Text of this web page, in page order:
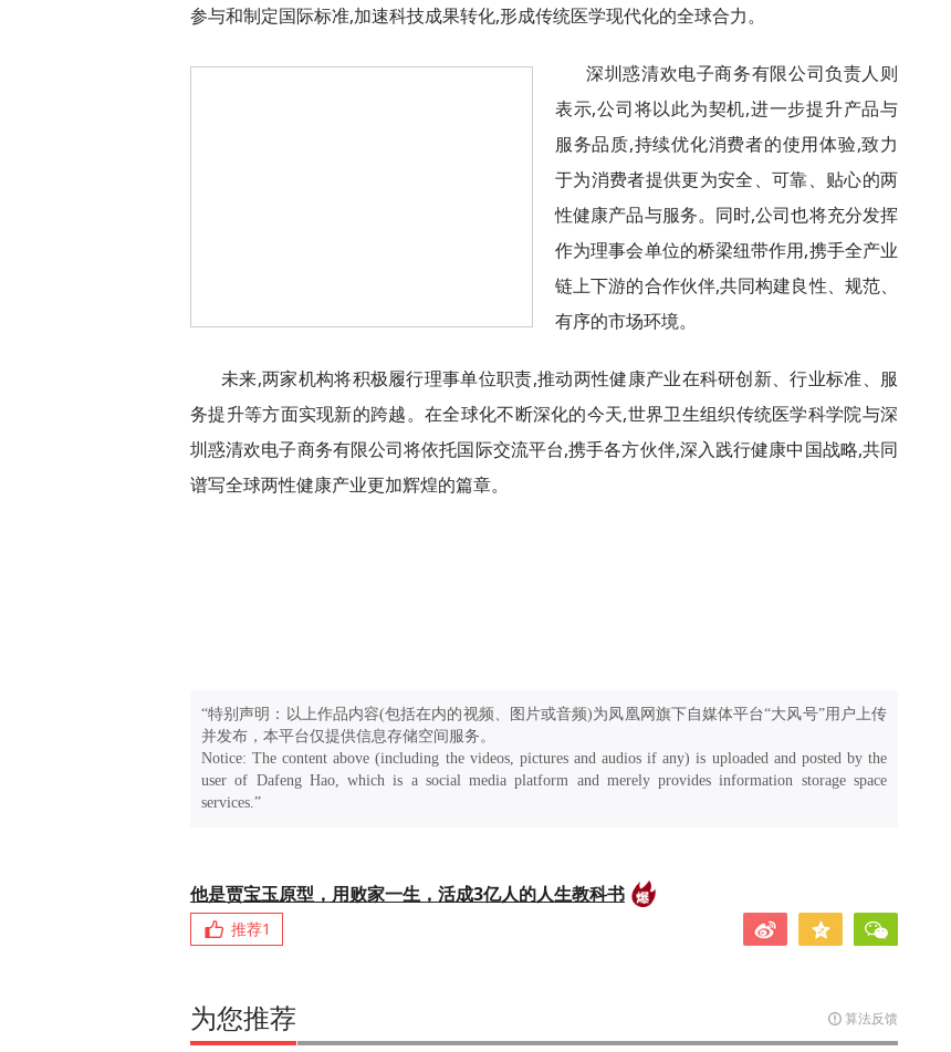
参与和制定国际标准,加速科技成果转化,形成传统医学现代化的全球合力。
深圳惑清欢电子商务有限公司负责人则
表示,公司将以此为契机,进一步提升产品与
服务品质,持续优化消费者的使用体验,致力
于为消费者提供更为安全、可靠、贴心的两
性健康产品与服务。同时,公司也将充分发挥
作为理事会单位的桥梁纽带作用,携手全产业
链上下游的合作伙伴,共同构建良性、规范、
有序的市场环境。
未来,两家机构将积极履行理事单位职责,推动两性健康产业在科研创新、行业标准、服
务提升等方面实现新的跨越。在全球化不断深化的今天,世界卫生组织传统医学科学院与深
圳惑清欢电子商务有限公司将依托国际交流平台,携手各方伙伴,深入践行健康中国战略,共同
谱写全球两性健康产业更加辉煌的篇章。
“特别声明：以上作品内容(包括在内的视频、图片或音频)为凤凰网旗下自媒体平台“大风号”用户上传
并发布，本平台仅提供信息存储空间服务。
Notice: The content above (including the videos, pictures and audios if any) is uploaded and posted by the
user of Dafeng Hao, which is a social media platform and merely provides information storage space
services.”
他是贾宝玉原型，用败家一生，活成3亿人的人生教科书
推荐1
为您推荐 算法反馈